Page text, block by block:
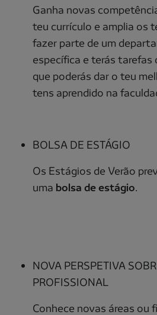
Ganha novas
teu currículo e amplia os
fazer parte de um
específica e terás tarefas
que poderás dar o teu
tens aprendido na
BOLSA DE ESTÁGIO
Os Estágios de Verão
uma bolsa de estágio.
NOVA PERSPETIVA
PROFISSIONAL
Conhece novas áreas ou